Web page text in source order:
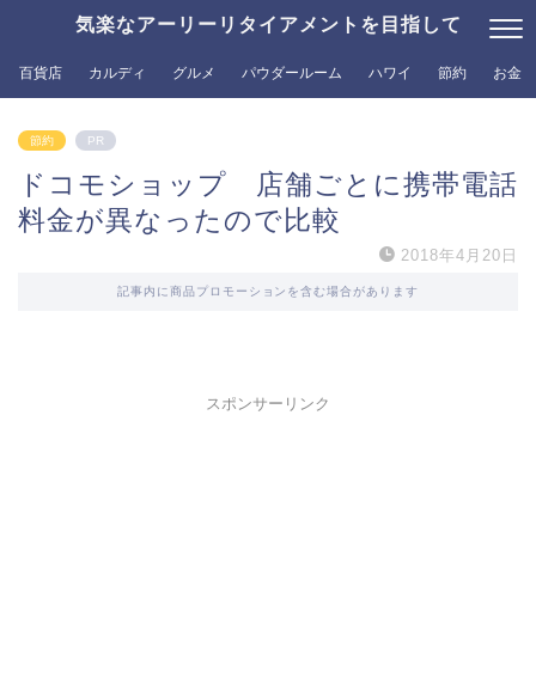
気楽なアーリーリタイアメントを目指して
百貨店 カルディ グルメ パウダールーム ハワイ 節約 お金
節約 PR
ドコモショップ 店舗ごとに携帯電話
料金が異なったので比較
2018年4月20日
記事内に商品プロモーションを含む場合があります
スポンサーリンク